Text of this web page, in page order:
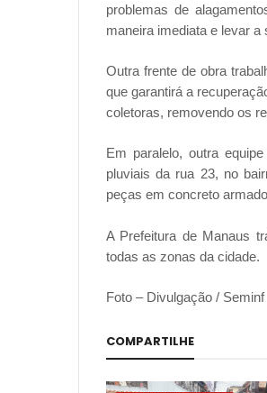
problemas de
maneira imediata e levar a
Outra frente de obra
que garantirá a
coletoras, removendo os
Em paralelo, outra
pluviais da rua 23, no
peças em concreto
A Prefeitura de Manaus
todas as zonas da cidade.
Foto – Divulgação / Seminf
COMPARTILHE